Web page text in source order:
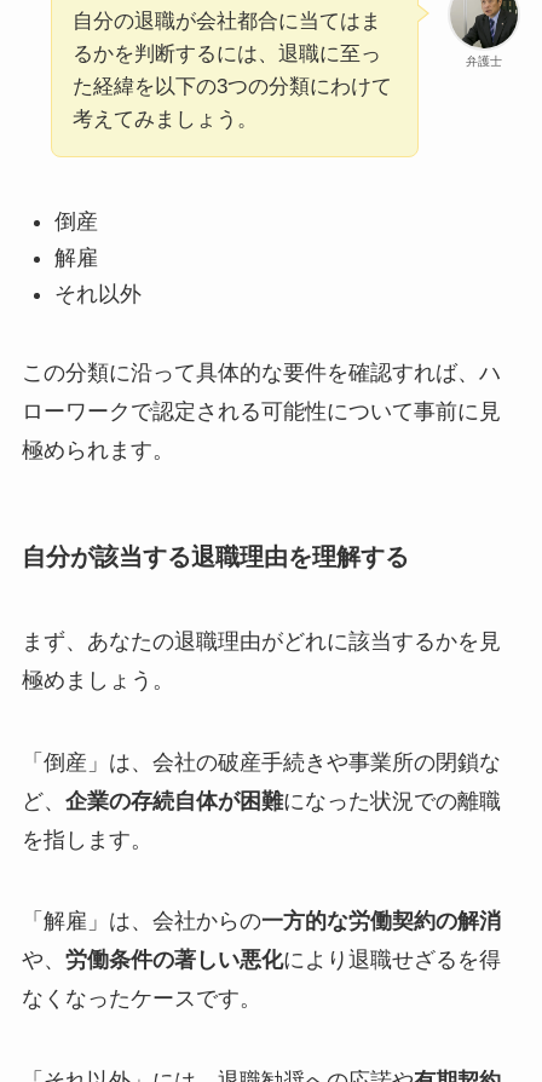
弁護士
自分の退職が会社都合に当てはま
るかを判断するには、退職に至っ
た経緯を以下の3つの分類にわけて
考えてみましょう。
倒産
解雇
それ以外
この分類に沿って具体的な要件を確認すれば、ハ
ローワークで認定される可能性について事前に見
極められます。
自分が該当する退職理由を理解する
まず、あなたの退職理由がどれに該当するかを見
極めましょう。
「倒産」は、会社の破産手続きや事業所の閉鎖な
ど、 企業の存続自体が困難になった状況での離職
を指します。
「解雇」は、会社からの一方的な労働契約の解消
や、 労働条件の著しい悪化により退職せざるを得
なくなったケースです。